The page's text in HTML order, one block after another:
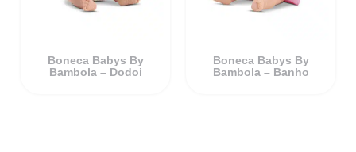
Boneca Babys By
Bambola – Dodoi
Boneca Babys By
Bambola – Banho